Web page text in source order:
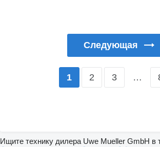
Следующая
1 2 3 …
Ищите технику дилера Uwe Mueller GmbH в